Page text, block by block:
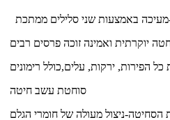
מעיכה באמצעות שני סלילים ממתכת
יוקרתית ואמינה זוכה פרסים רבים
הפירות, ירקות, עלים,כולל רימונים
סוחטת עשב חיטה
הסחיטה-ניצול מעולה של חומרי הגלם